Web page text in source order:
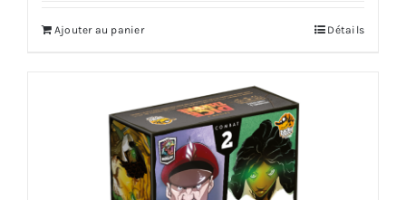
Ajouter au panier Détails